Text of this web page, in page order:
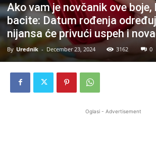
Ako vam je novčanik ove boje,
bacite: Datum rođenja
nijansa će privući uspeh i
By Urednik - December 23, 2024 3162 0
Oglasi - Advertisement